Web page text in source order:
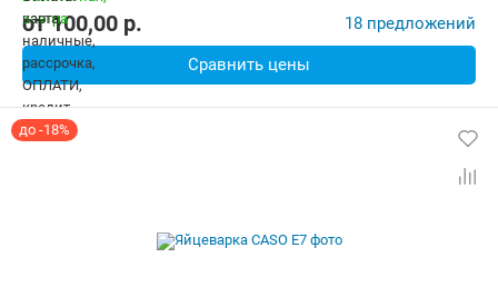
от100,00 p. 18 предложений
Сравнить цены
до -18%